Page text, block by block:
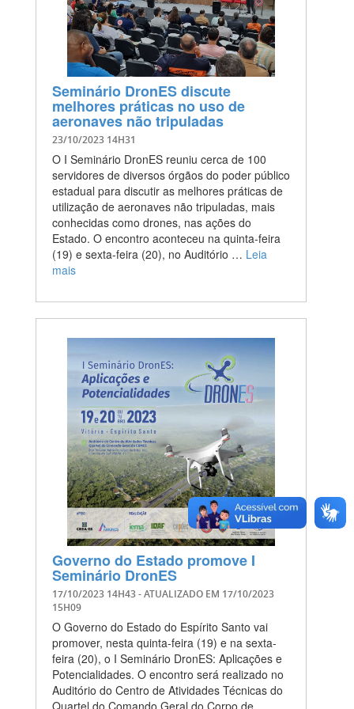
Seminário DronES discute
melhores práticas no uso de
aeronaves não tripuladas
23/10/2023 14H31
O I Seminário DronES reuniu cerca de 100
servidores de diversos órgãos do poder público
estadual para discutir as melhores práticas de
utilização de aeronaves não tripuladas, mais
conhecidas como drones, nas ações do
Estado. O encontro aconteceu na quinta-feira
(19) e sexta-feira (20), no Auditório … Leia
mais
Governo do Estado promove I
Seminário DronES
17/10/2023 14H43- ATUALIZADO EM 17/10/2023
15H09
O Governo do Estado do Espírito Santo vai
promover, nesta quinta-feira (19) e na sexta-
feira (20), o I Seminário DronES: Aplicações e
Potencialidades. O encontro será realizado no
Auditório do Centro de Atividades Técnicas do
Quartel do Comando Geral do Corpo de